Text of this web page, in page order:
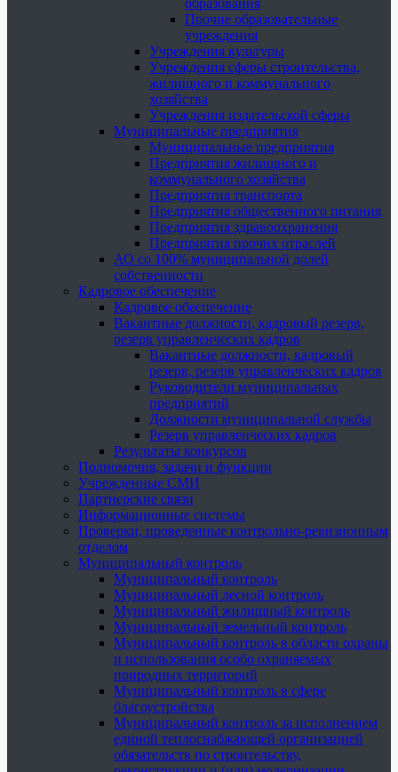
образования
Прочие образовательные
учреждения
Учреждения культуры
Учреждения сферы строительства,
жилищного и коммунального
хозяйства
Учреждения издательской сферы
Муниципальные предприятия
Муниципальные предприятия
Предприятия жилищного и
коммунального хозяйства
Предприятия транспорта
Предприятия общественного питания
Предприятия здравоохранения
Предприятия прочих отраслей
АО со 100% муниципальной долей
собственности
Кадровое обеспечение
Кадровое обеспечение
Вакантные должности, кадровый резерв,
резерв управленческих кадров
Вакантные должности, кадровый
резерв, резерв управленческих кадров
Руководители муниципальных
предприятий
Должности муниципальной службы
Резерв управленческих кадров
Результаты конкурсов
Полномочия, задачи и функции
Учрежденные СМИ
Партнерские связи
Информационные системы
Проверки, проведенные контрольно-ревизионным
отделом
Муниципальный контроль
Муниципальный контроль
Муниципальный лесной контроль
Муниципальный жилищный контроль
Муниципальный земельный контроль
Муниципальный контроль в области охраны
и использования особо охраняемых
природных территорий
Муниципальный контроль в сфере
благоустройства
Муниципальный контроль за исполнением
единой теплоснабжающей организацией
обязательств по строительству,